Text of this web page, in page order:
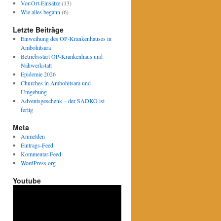
Vor-Ort-Einsätze(13)
Wie alles begann (6)
Letzte Beiträge
Einweihung des OP-Krankenhauses in
Ambohitsara
Betriebsstart OP-Krankenhaus und
Nähwerkstatt
Epidemie 2026
Churches in Ambohitsara und
Umgebung
Adventsgeschenk – der SADKO ist
fertig
Meta
Anmelden
Eintrags-Feed
Kommentar-Feed
WordPress.org
Youtube